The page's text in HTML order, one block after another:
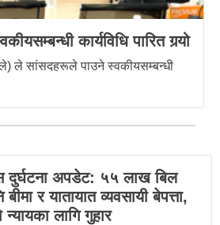
कार्यविधि पारित गर्‍यो
ले सांसदहरूले पाउने स्वकीयसम्बन्धी
दुर्घटना अपडेट: ५५ लाख बिल
र यातायात व्यवसायी बेपत्ता,
न्यायका लागि गुहार